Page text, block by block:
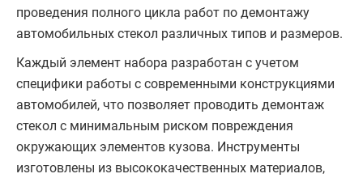
проведения полного цикла работ по демонтажу
автомобильных стекол различных типов и размеров.
Каждый элемент набора разработан с учетом
специфики работы с современными конструкциями
автомобилей, что позволяет проводить демонтаж
стекол с минимальным риском повреждения
окружающих элементов кузова. Инструменты
изготовлены из высококачественных материалов,